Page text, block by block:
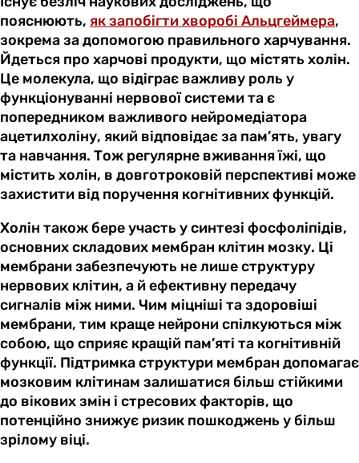
пояснюють, як запобігти хворобі Альцгеймера,
зокрема за допомогою правильного харчування.
Йдеться про харчові продукти, що містять холін.
Це молекула, що відіграє важливу роль у
функціонуванні нервової системи та є
попередником важливого нейромедіатора
ацетилхоліну, який відповідає за пам’ять, увагу
та навчання. Тож регулярне вживання їжі, що
містить холін, в довготроковій перспективі може
захистити від поручення когнітивних функцій.
Холін також бере участь у синтезі фосфоліпідів,
основних складових мембран клітин мозку. Ці
мембрани забезпечують не лише структуру
нервових клітин, а й ефективну передачу
сигналів між ними. Чим міцніші та здоровіші
мембрани, тим краще нейрони спілкуються між
собою, що сприяє кращій пам’яті та когнітивній
функції. Підтримка структури мембран допомагає
мозковим клітинам залишатися більш стійкими
до вікових змін і стресових факторів, що
потенційно знижує ризик пошкоджень у більш
зрілому віці.